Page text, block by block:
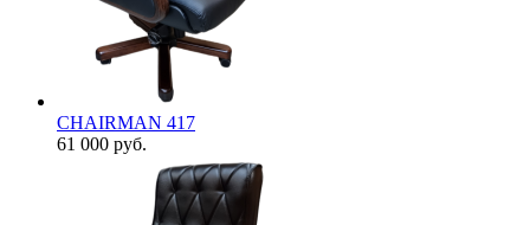
CHAIRMAN 417
61 000 руб.